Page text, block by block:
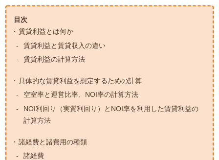
目次
賃貸利益とは何か
賃貸利益と賃貸収入の違い
賃貸利益の計算方法
具体的な賃貸利益を想定するための計算
空室率と運営比率、NOI率の計算方法
NOI利回り（実質利回り）とNOI率を利用した賃貸利益の
計算方法
諸経費と諸費用の種類
諸経費